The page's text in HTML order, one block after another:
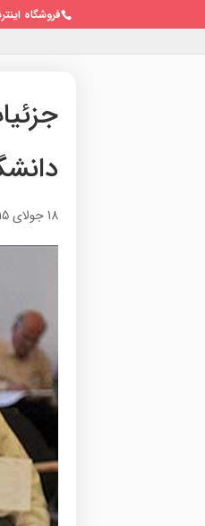
فروشگاه اینترنتی پرواز
18 جولای 2015